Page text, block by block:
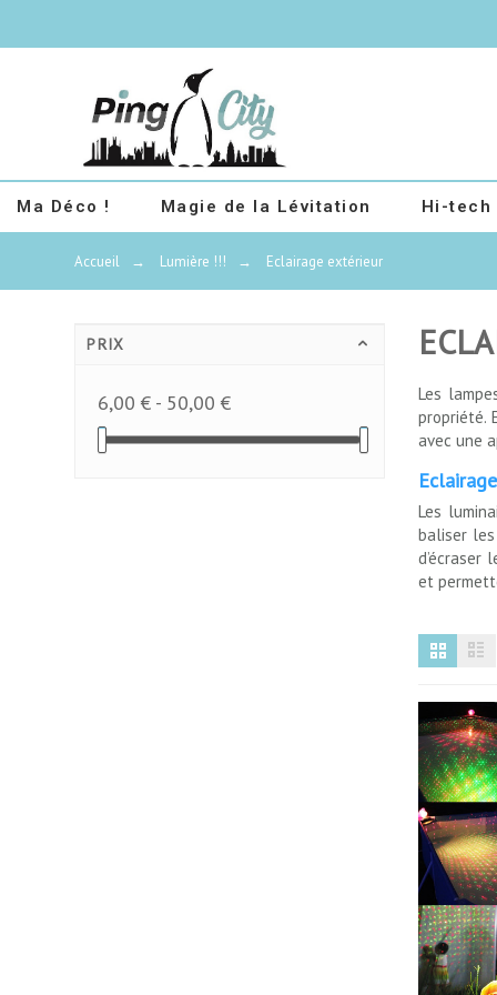
Ma Déco ! Magie de la Lévitation Hi-tech
Accueil → Lumière !!! → Eclairage extérieur
PRIX
6,00 € - 50,00 €
Les
propriété.
avec une
Les
baliser
d’écraser
et